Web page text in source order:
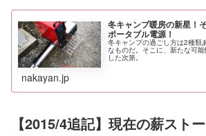
冬キャンプ暖房の新星！
ポータブル電源！
冬キャンプの過ごし方は2種類
なものだ。そこに、新たな可
した次第。
nakayan.jp
【2015/4追記】現在の薪スト